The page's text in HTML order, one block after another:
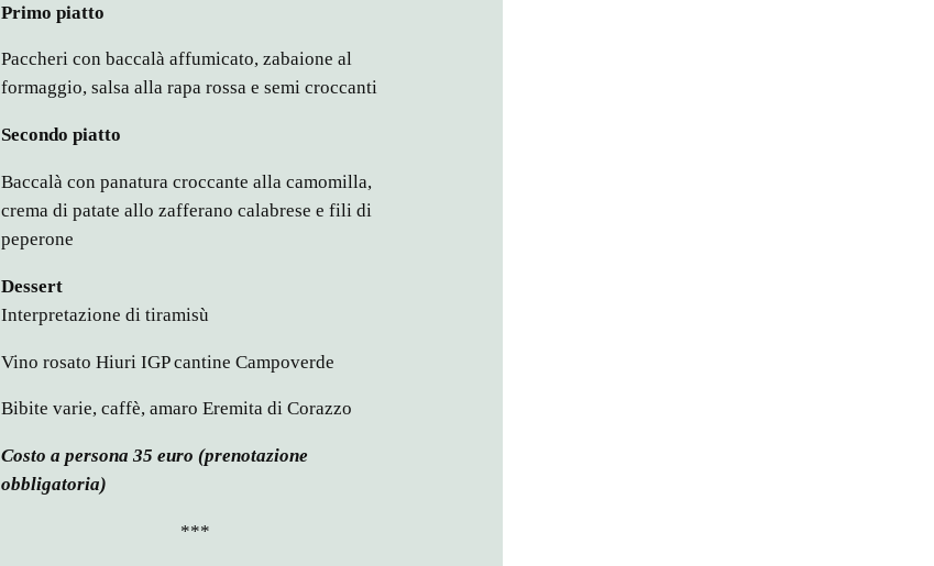
Primo piatto
Paccheri con baccalà affumicato, zabaione al
formaggio, salsa alla rapa rossa e semi croccanti
Secondo piatto
Baccalà con panatura croccante alla camomilla,
crema di patate allo zafferano calabrese e fili di
peperone
Dessert
Interpretazione di tiramisù
Vino rosato Hiuri IGP cantine Campoverde
Bibite varie, caffè, amaro Eremita di Corazzo
Costo a persona 35 euro (prenotazione
obbligatoria)
***